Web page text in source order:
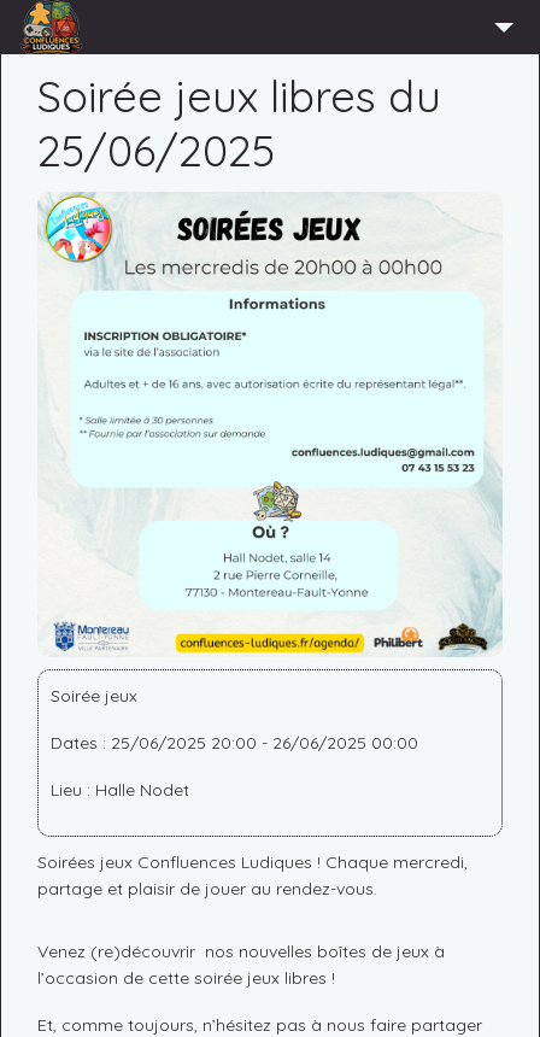
ADHÉRER
AGENDA
ACTUS
PARTENAIRES
CONTACT
Soirée jeux libres du
25/06/2025
Soirée jeux
Dates : 25/06/2025 20:00 - 26/06/2025 00:00
Lieu : Halle Nodet
Soirées jeux Confluences Ludiques ! Chaque mercredi,
partage et plaisir de jouer au rendez-vous.
Venez (re)découvrir nos nouvelles boîtes de jeux à
l’occasion de cette soirée jeux libres !
Et, comme toujours, n’hésitez pas à nous faire partager